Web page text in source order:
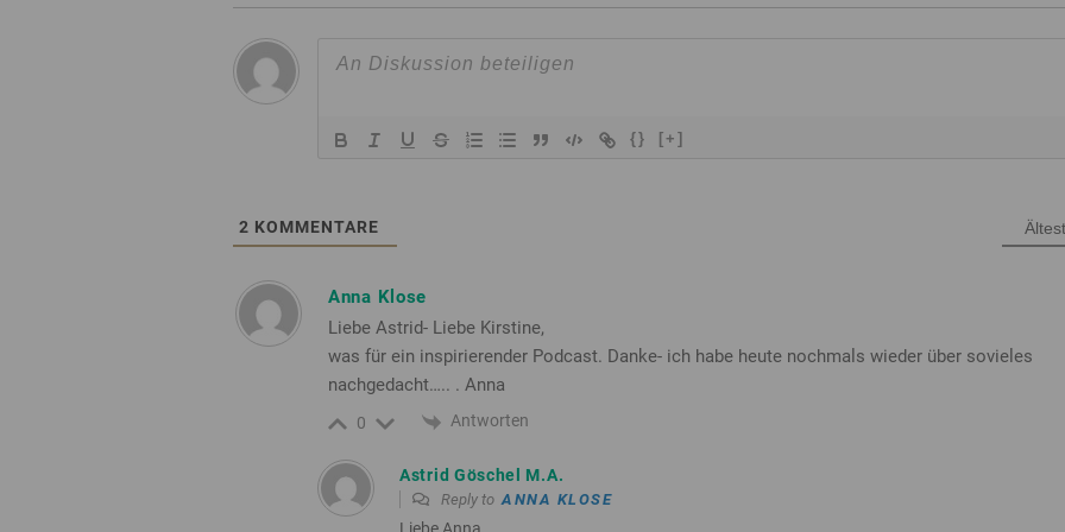
{} [+]
2 KOMMENTARE
Anna Klose
Liebe Astrid- Liebe Kirstine,
was für ein inspirierender Podcast. Danke- ich habe heute nochmals wieder über sovieles
nachgedacht….. . Anna
0 Antworten
Astrid Göschel M.A.
Reply to ANNA KLOSE
Liebe Anna,